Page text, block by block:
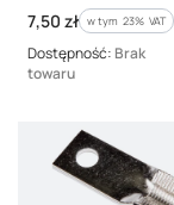
Cena brutto
7,50 zł w tym %s VAT
w tym 23% VAT
Dostępność: Brak
towaru